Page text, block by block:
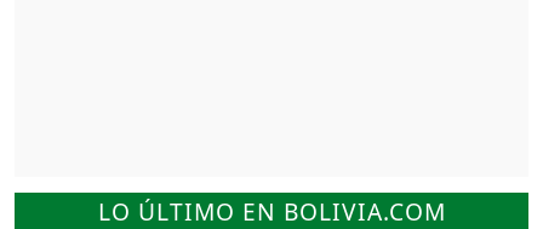
LO ÚLTIMO EN BOLIVIA.COM